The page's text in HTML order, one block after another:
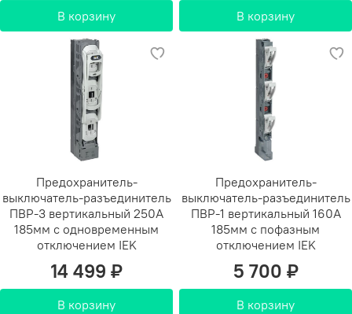
В корзину В корзину
Предохранитель-
выключатель-разъединитель
ПВР-3 вертикальный 250А
185мм с одновременным
отключением IEK
14 499 ₽
В корзину
Предохранитель-
выключатель-разъединитель
ПВР-1 вертикальный 160А
185мм с пофазным
отключением IEK
5 700 ₽
В корзину